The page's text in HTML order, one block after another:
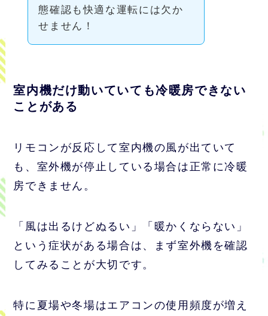
態確認も快適な運転には欠か
せません！
室内機だけ動いていても冷暖房できない
ことがある
リモコンが反応して室内機の風が出ていて
も、室外機が停止している場合は正常に冷暖
房できません。
「風は出るけどぬるい」「暖かくならない」
という症状がある場合は、まず室外機を確認
してみることが大切です。
特に夏場や冬場はエアコンの使用頻度が増え